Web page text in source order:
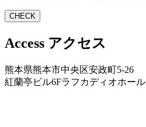
Access アクセス
熊本県熊本市中央区安政町5-26
紅蘭亭ビル6Fラフカディオホール